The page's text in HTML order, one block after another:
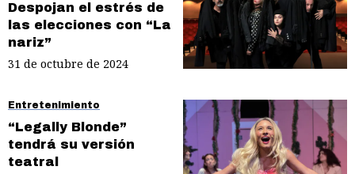
Despojan el estrés de
las elecciones con “La
nariz”
31 de octubre de 2024
Entretenimiento
“Legally Blonde”
tendrá su versión
teatral